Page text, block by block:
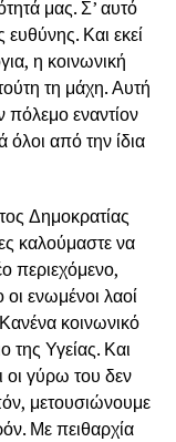
μας. Σ’ αυτό
Και εκεί
η κοινωνική
τη μάχη. Αυτή
πόλεμο εναντίον
όλοι από την ίδια
Δημοκρατίας
καλούμαστε να
περιεχόμενο,
οι ενωμένοι λαοί
κοινωνικό
της Υγείας. Και
οι γύρω του δεν
μετουσιώνουμε
Με πειθαρχία